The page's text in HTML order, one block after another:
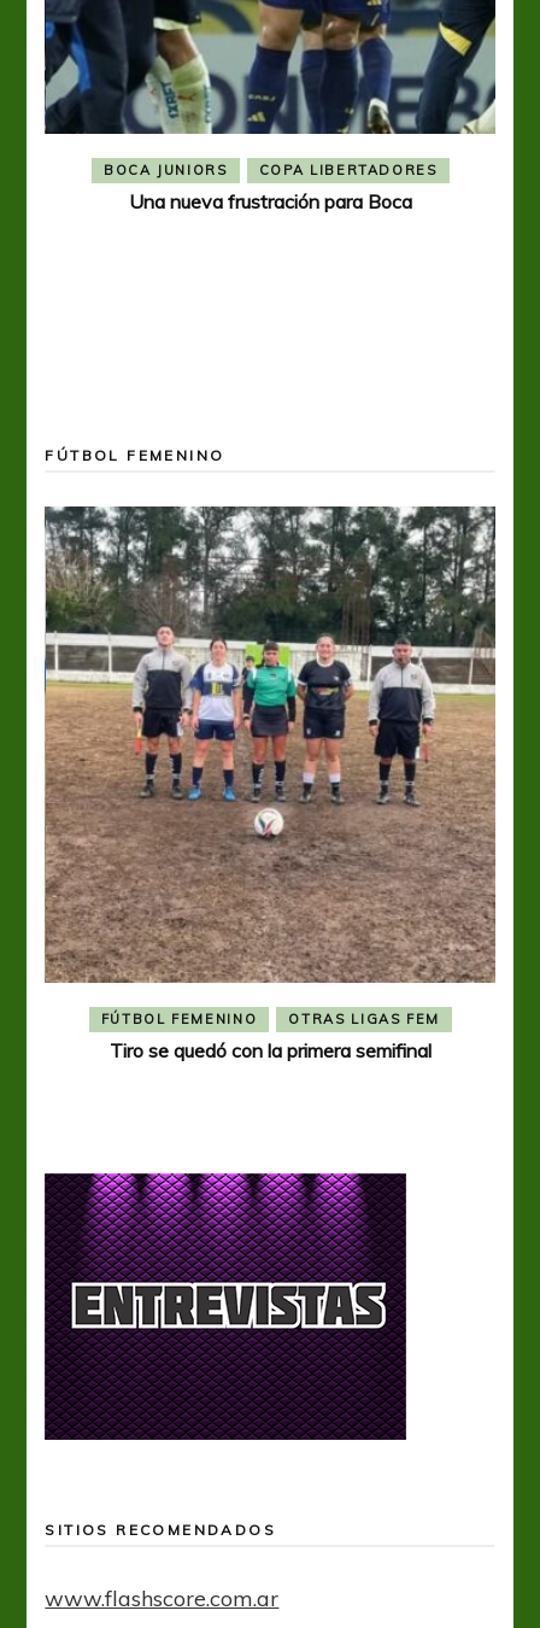
BOCA JUNIORS COPA LIBERTADORES
Una nueva frustración para Boca
FÚTBOL FEMENINO
FÚTBOL FEMENINO OTRAS LIGAS FEM
Tiro se quedó con la primera semifinal
SITIOS RECOMENDADOS
www.flashscore.com.ar